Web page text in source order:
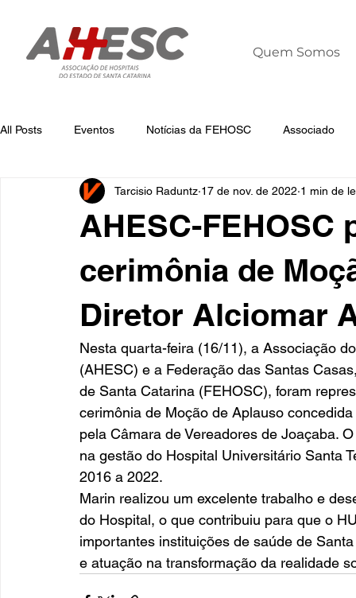
Quem Somos
All Posts Eventos Notícias da FEHOSC Associado
Notícias da AHESC Liderança Dia
AHESC-FEHOSC
cerimônia de
Diretor Alciomar
Tarcisio Raduntz 17 de nov. de 2022 1 min de
Nesta quarta-feira (16/11), a Associação
(AHESC) e a Federação das Santas
de Santa Catarina (FEHOSC), foram
cerimônia de Moção de Aplauso
pela Câmara de Vereadores de Joaçaba.
na gestão do Hospital Universitário Santa
2016 a 2022.
Marin realizou um excelente trabalho e
do Hospital, o que contribuiu para que o
importantes instituições de saúde de
e atuação na transformação da realidade